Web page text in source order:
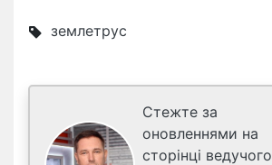
землетрус
Стежте за
оновленнями на
сторінці ведучого